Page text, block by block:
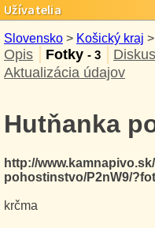
Užívatelia
Slovensko > Košický kraj >
Opis Fotky - 3
Aktualizácia údajov
Hutňanka
http://
pohostinstvo/P2nW9/
krčma